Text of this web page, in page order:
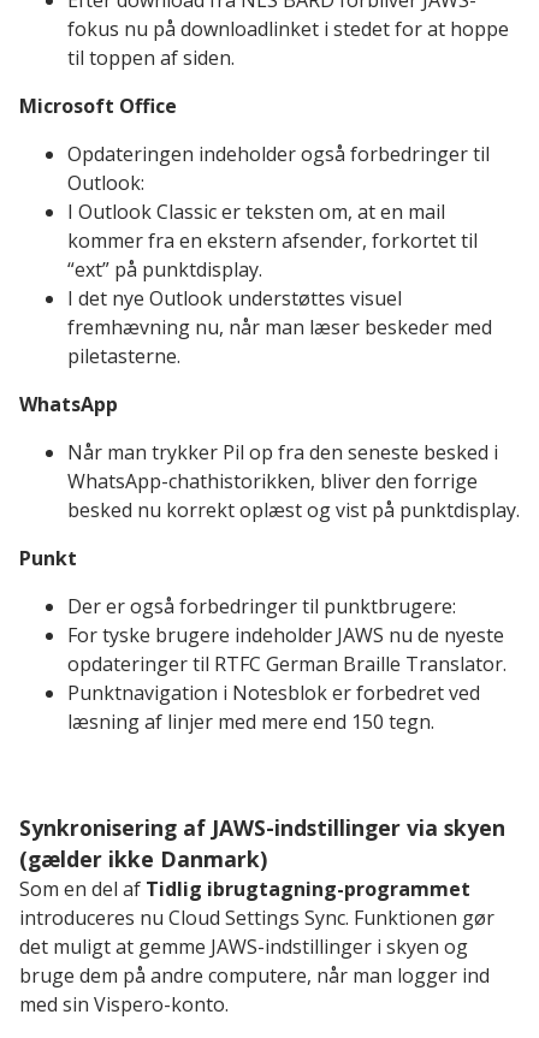
fokus nu på downloadlinket i stedet for at hoppe
til toppen af siden.
Microsoft Office
Opdateringen indeholder også forbedringer til
Outlook:
I Outlook Classic er teksten om, at en mail
kommer fra en ekstern afsender, forkortet til
“ext” på punktdisplay.
I det nye Outlook understøttes visuel
fremhævning nu, når man læser beskeder med
piletasterne.
WhatsApp
Når man trykker Pil op fra den seneste besked i
WhatsApp-chathistorikken, bliver den forrige
besked nu korrekt oplæst og vist på punktdisplay.
Punkt
Der er også forbedringer til punktbrugere:
For tyske brugere indeholder JAWS nu de nyeste
opdateringer til RTFC German Braille Translator.
Punktnavigation i Notesblok er forbedret ved
læsning af linjer med mere end 150 tegn.
Synkronisering af JAWS-indstillinger via skyen
(gælder ikke Danmark)
Som en del af Tidlig ibrugtagning-programmet
introduceres nu Cloud Settings Sync. Funktionen gør
det muligt at gemme JAWS-indstillinger i skyen og
bruge dem på andre computere, når man logger ind
med sin Vispero-konto.